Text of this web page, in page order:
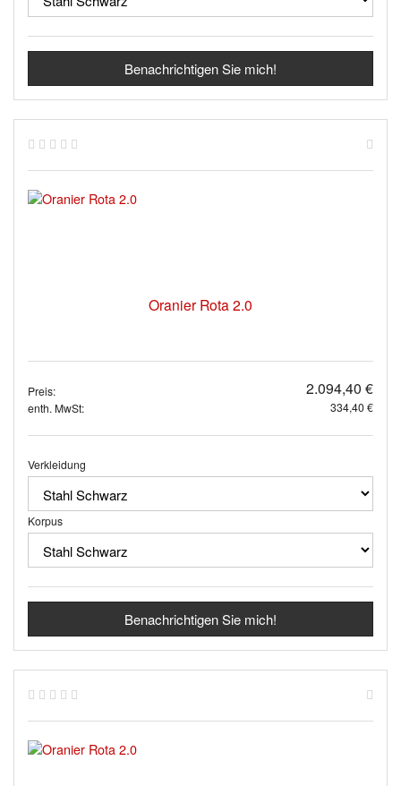
Benachrichtigen Sie mich!
Oranier Rota 2.0
Preis: 2.094,40 €
enth. MwSt: 334,40 €
Verkleidung
Korpus
Benachrichtigen Sie mich!